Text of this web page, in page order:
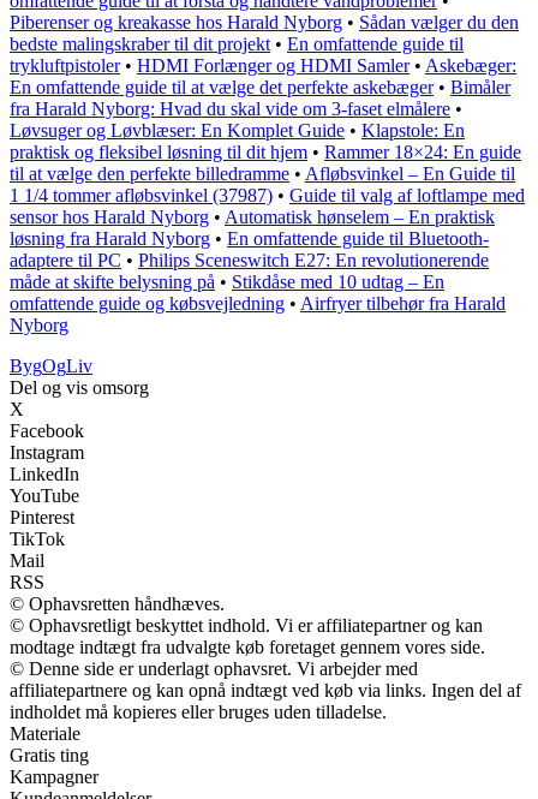
Piberenser og kreakasse hos Harald Nyborg • Sådan vælger du den
bedste malingskraber til dit projekt • En omfattende guide til
trykluftpistoler• HDMI Forlænger og HDMI Samler• Askebæger:
En omfattende guide til at vælge det perfekte askebæger• Bimåler
fra Harald Nyborg: Hvad du skal vide om 3-faset elmålere •
Løvsuger og Løvblæser: En Komplet Guide • Klapstole: En
praktisk og fleksibel løsning til dit hjem • Rammer 18×24: En guide
til at vælge den perfekte billedramme • Afløbsvinkel – En Guide til
1 1/4 tommer afløbsvinkel (37987) • Guide til valg af loftlampe med
sensor hos Harald Nyborg • Automatisk hønselem – En praktisk
løsning fra Harald Nyborg • En omfattende guide til Bluetooth-
adaptere til PC • Philips Sceneswitch E27: En revolutionerende
måde at skifte belysning på • Stikdåse med 10 udtag – En
omfattende guide og købsvejledning • Airfryer tilbehør fra Harald
Nyborg
BygOgLiv
Del og vis omsorg
X
Facebook
Instagram
LinkedIn
YouTube
Pinterest
TikTok
Mail
RSS
© Ophavsretten håndhæves.
© Ophavsretligt beskyttet indhold. Vi er affiliatepartner og kan
modtage indtægt fra udvalgte køb foretaget gennem vores side.
© Denne side er underlagt ophavsret. Vi arbejder med
affiliatepartnere og kan opnå indtægt ved køb via links. Ingen del af
indholdet må kopieres eller bruges uden tilladelse.
Materiale
Gratis ting
Kampagner